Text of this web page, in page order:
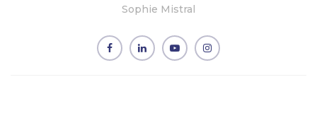
Sophie Mistral